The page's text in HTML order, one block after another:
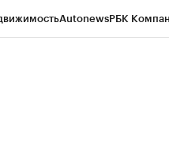
AutonewsРБК